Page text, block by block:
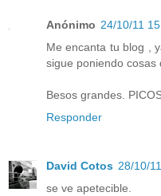
Anónimo 24/10/11
Me encanta tu blog ,
sigue poniendo cosas
Besos grandes.
Responder
David Cotos 28/10/
se ve apetecible.